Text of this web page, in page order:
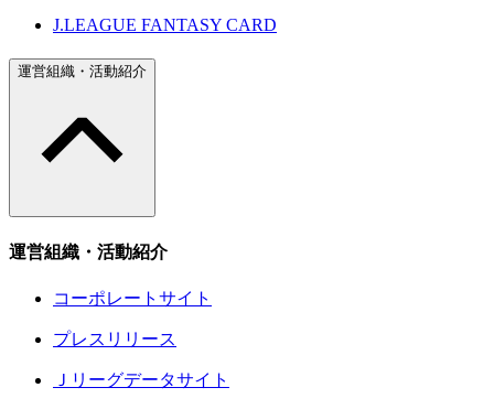
J.LEAGUE FANTASY CARD
運営組織・活動紹介
運営組織・活動紹介
コーポレートサイト
プレスリリース
Ｊリーグデータサイト